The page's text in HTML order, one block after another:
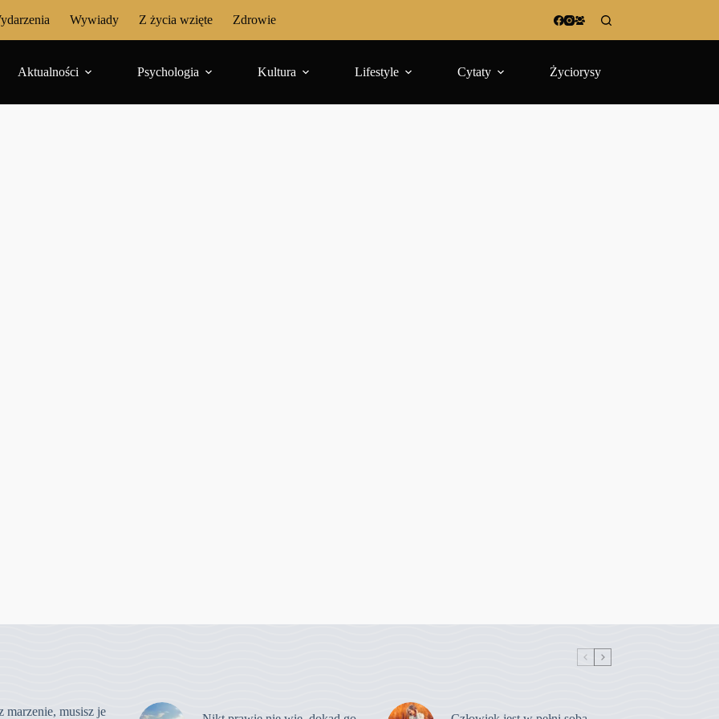
Wywiady Z życia wzięte Zdrowie
Aktualności Psychologia Kultura Lifestyle Cytaty Życiorysy
marzenie, musisz je